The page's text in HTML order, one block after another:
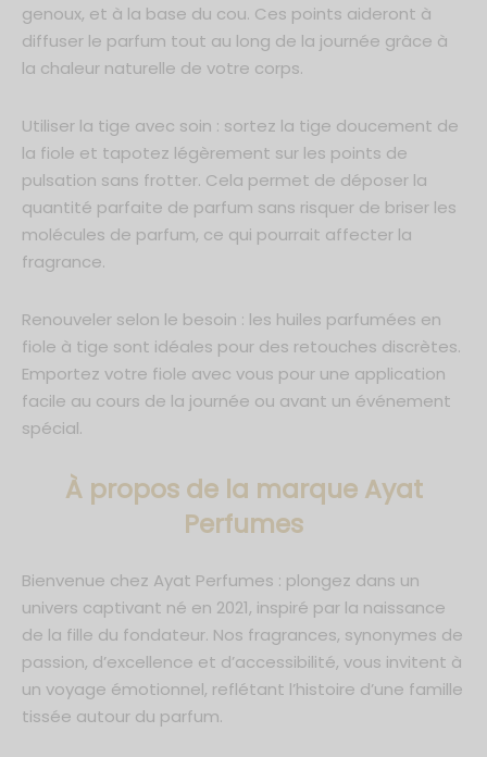
genoux, et à la base du cou. Ces points aideront à
diffuser le parfum tout au long de la journée grâce à
la chaleur naturelle de votre corps.
Utiliser la tige avec soin : sortez la tige doucement de
la fiole et tapotez légèrement sur les points de
pulsation sans frotter. Cela permet de déposer la
quantité parfaite de parfum sans risquer de briser les
molécules de parfum, ce qui pourrait affecter la
fragrance.
Renouveler selon le besoin : les huiles parfumées en
fiole à tige sont idéales pour des retouches discrètes.
Emportez votre fiole avec vous pour une application
facile au cours de la journée ou avant un événement
spécial.
À propos de la marque Ayat
Perfumes
Bienvenue chez Ayat Perfumes : plongez dans un
univers captivant né en 2021, inspiré par la naissance
de la fille du fondateur. Nos fragrances, synonymes de
passion, d’excellence et d’accessibilité, vous invitent à
un voyage émotionnel, reflétant l’histoire d’une famille
tissée autour du parfum.